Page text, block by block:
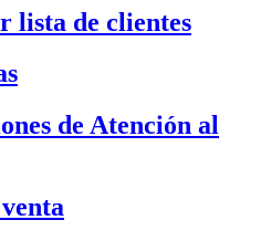
lista de clientes
de Atención al